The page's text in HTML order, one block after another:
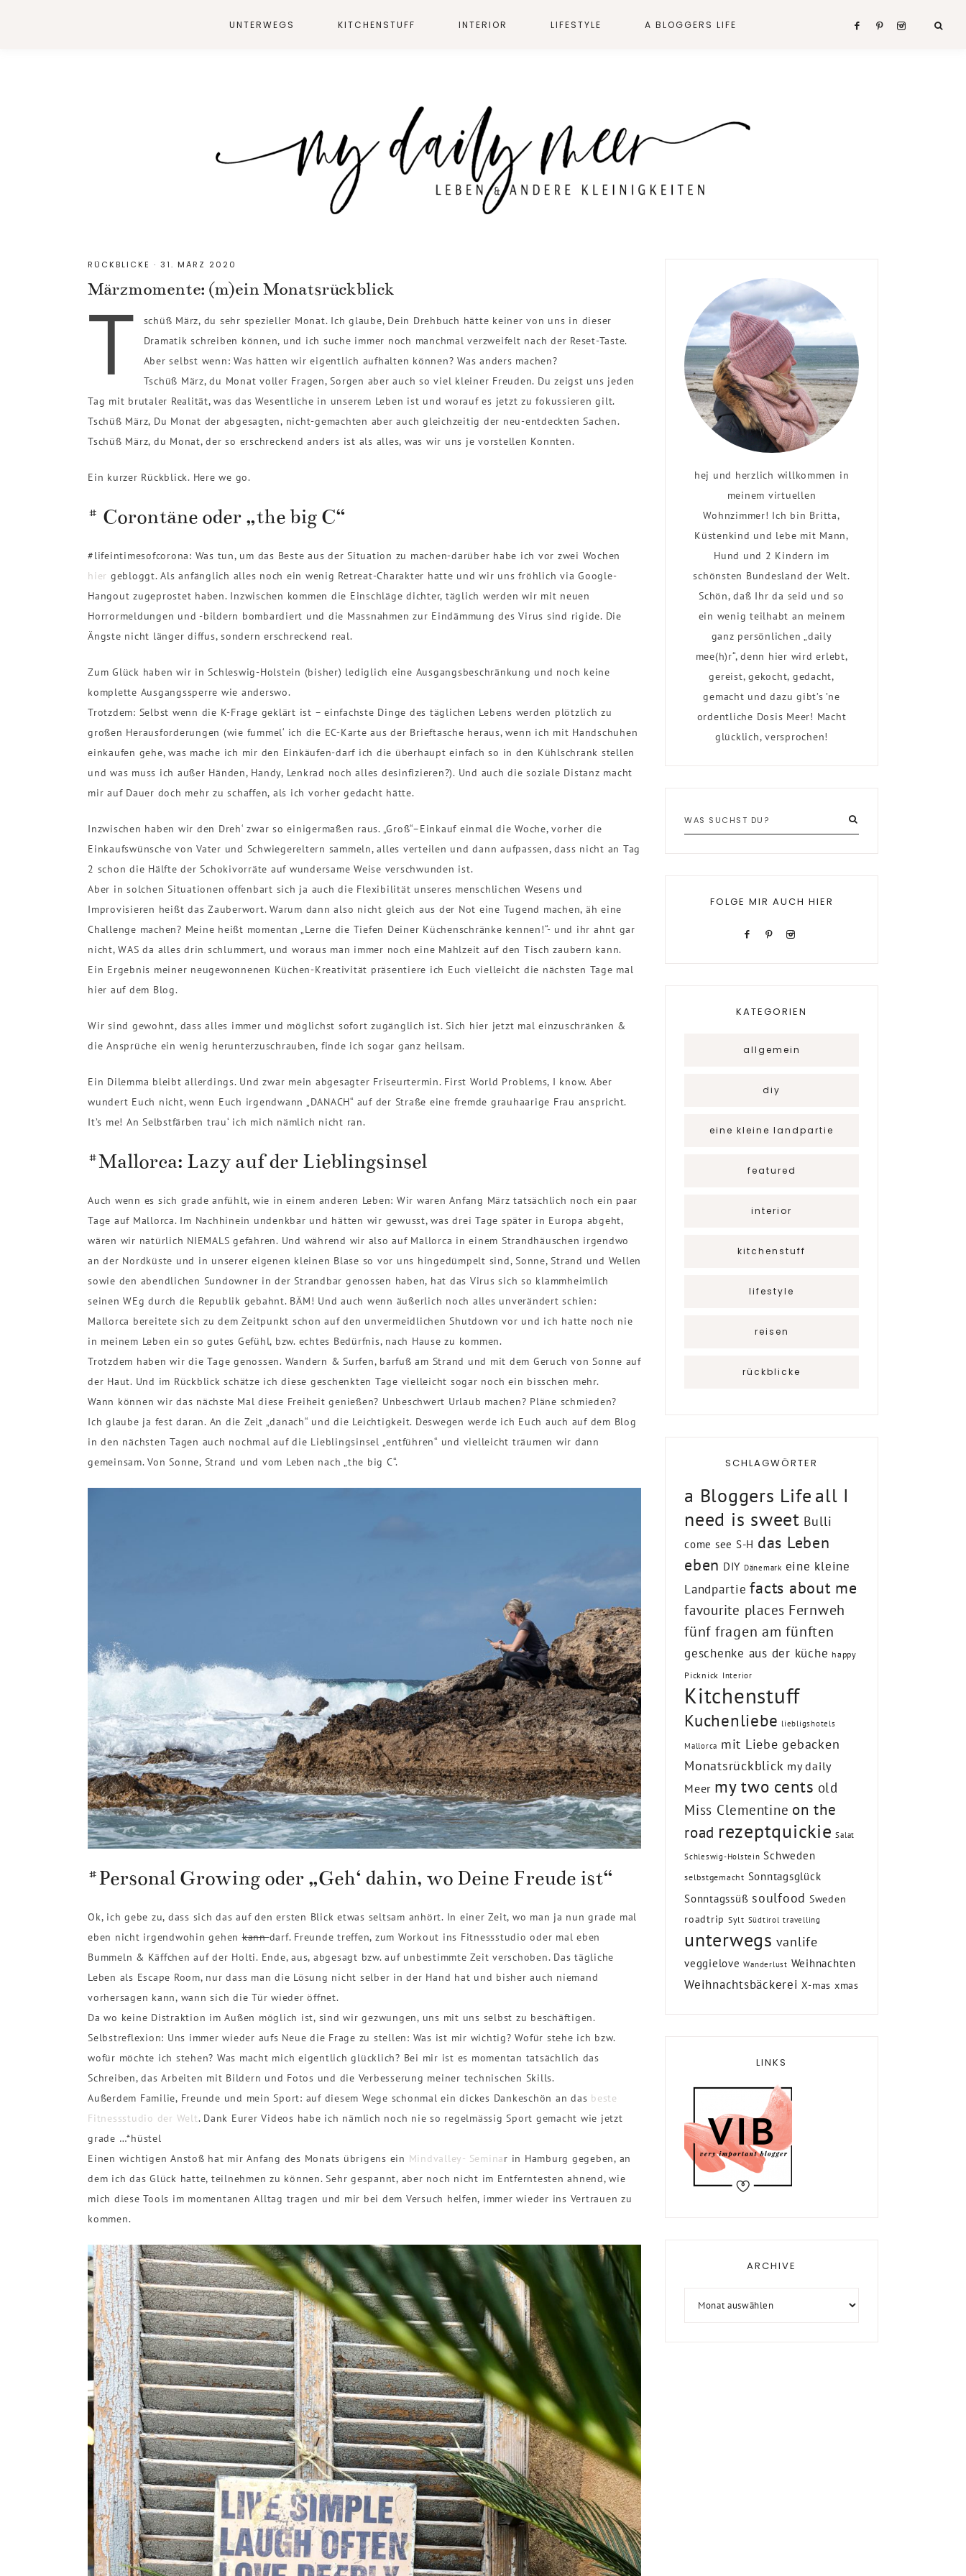
UNTERWEGS KITCHENSTUFF INTERIOR LIFESTYLE A BLOGGERS LIFE
RÜCKBLICKE · 31. MÄRZ 2020
Märzmomente: (m)ein Monatsrückblick
T
schüß März, du sehr spezieller Monat. Ich glaube, Dein Drehbuch hätte keiner von uns in dieser
Dramatik schreiben können, und ich suche immer noch manchmal verzweifelt nach der Reset-Taste.
Aber selbst wenn: Was hätten wir eigentlich aufhalten können? Was anders machen?
Tschüß März, du Monat voller Fragen, Sorgen aber auch so viel kleiner Freuden. Du zeigst uns jeden
Tag mit brutaler Realität, was das Wesentliche in unserem Leben ist und worauf es jetzt zu fokussieren gilt.
Tschüß März, Du Monat der abgesagten, nicht-gemachten aber auch gleichzeitig der neu-entdeckten Sachen.
Tschüß März, du Monat, der so erschreckend anders ist als alles, was wir uns je vorstellen Konnten.
Ein kurzer Rückblick. Here we go.
# Corontäne oder „the big C“
#lifeintimesofcorona: Was tun, um das Beste aus der Situation zu machen-darüber habe ich vor zwei Wochen
hier gebloggt. Als anfänglich alles noch ein wenig Retreat-Charakter hatte und wir uns fröhlich via Google-
Hangout zugeprostet haben. Inzwischen kommen die Einschläge dichter, täglich werden wir mit neuen
Horrormeldungen und -bildern bombardiert und die Massnahmen zur Eindämmung des Virus sind rigide. Die
Ängste nicht länger diffus, sondern erschreckend real.
Zum Glück haben wir in Schleswig-Holstein (bisher) lediglich eine Ausgangsbeschränkung und noch keine
komplette Ausgangssperre wie anderswo.
Trotzdem: Selbst wenn die K-Frage geklärt ist – einfachste Dinge des täglichen Lebens werden plötzlich zu
großen Herausforderungen (wie fummel‘ ich die EC-Karte aus der Brieftasche heraus, wenn ich mit Handschuhen
einkaufen gehe, was mache ich mir den Einkäufen-darf ich die überhaupt einfach so in den Kühlschrank stellen
und was muss ich außer Händen, Handy, Lenkrad noch alles desinfizieren?). Und auch die soziale Distanz macht
mir auf Dauer doch mehr zu schaffen, als ich vorher gedacht hätte.
Inzwischen haben wir den Dreh‘ zwar so einigermaßen raus. „Groß“–Einkauf einmal die Woche, vorher die
Einkaufswünsche von Vater und Schwiegereltern sammeln, alles verteilen und dann aufpassen, dass nicht an Tag
2 schon die Hälfte der Schokivorräte auf wundersame Weise verschwunden ist.
Aber in solchen Situationen offenbart sich ja auch die Flexibilität unseres menschlichen Wesens und
Improvisieren heißt das Zauberwort. Warum dann also nicht gleich aus der Not eine Tugend machen, äh eine
Challenge machen? Meine heißt momentan „Lerne die Tiefen Deiner Küchenschränke kennen!“- und ihr ahnt gar
nicht, WAS da alles drin schlummert, und woraus man immer noch eine Mahlzeit auf den Tisch zaubern kann.
Ein Ergebnis meiner neugewonnenen Küchen-Kreativität präsentiere ich Euch vielleicht die nächsten Tage mal
hier auf dem Blog.
Wir sind gewohnt, dass alles immer und möglichst sofort zugänglich ist. Sich hier jetzt mal einzuschränken &
die Ansprüche ein wenig herunterzuschrauben, finde ich sogar ganz heilsam.
Ein Dilemma bleibt allerdings. Und zwar mein abgesagter Friseurtermin. First World Problems, I know. Aber
wundert Euch nicht, wenn Euch irgendwann „DANACH“ auf der Straße eine fremde grauhaarige Frau anspricht.
It’s me! An Selbstfärben trau‘ ich mich nämlich nicht ran.
#Mallorca: Lazy auf der Lieblingsinsel
Auch wenn es sich grade anfühlt, wie in einem anderen Leben: Wir waren Anfang März tatsächlich noch ein paar
Tage auf Mallorca. Im Nachhinein undenkbar und hätten wir gewusst, was drei Tage später in Europa abgeht,
wären wir natürlich NIEMALS gefahren. Und während wir also auf Mallorca in einem Strandhäuschen irgendwo
an der Nordküste und in unserer eigenen kleinen Blase so vor uns hingedümpelt sind, Sonne, Strand und Wellen
sowie den abendlichen Sundowner in der Strandbar genossen haben, hat das Virus sich so klammheimlich
seinen WEg durch die Republik gebahnt. BÄM! Und auch wenn äußerlich noch alles unverändert schien:
Mallorca bereitete sich zu dem Zeitpunkt schon auf den unvermeidlichen Shutdown vor und ich hatte noch nie
in meinem Leben ein so gutes Gefühl, bzw. echtes Bedürfnis, nach Hause zu kommen.
Trotzdem haben wir die Tage genossen. Wandern & Surfen, barfuß am Strand und mit dem Geruch von Sonne auf
der Haut. Und im Rückblick schätze ich diese geschenkten Tage vielleicht sogar noch ein bisschen mehr.
Wann können wir das nächste Mal diese Freiheit genießen? Unbeschwert Urlaub machen? Pläne schmieden?
Ich glaube ja fest daran. An die Zeit „danach“ und die Leichtigkeit. Deswegen werde ich Euch auch auf dem Blog
in den nächsten Tagen auch nochmal auf die Lieblingsinsel „entführen“ und vielleicht träumen wir dann
gemeinsam. Von Sonne, Strand und vom Leben nach „the big C“.
#Personal Growing oder „Geh‘ dahin, wo Deine Freude ist“
Ok, ich gebe zu, dass sich das auf den ersten Blick etwas seltsam anhört. In einer Zeit, wo man ja nun grade mal
eben nicht irgendwohin gehenkanndarf. Freunde treffen, zum Workout ins Fitnessstudio oder mal eben
Bummeln & Käffchen auf der Holti. Ende, aus, abgesagt bzw. auf unbestimmte Zeit verschoben. Das tägliche
Leben als Escape Room, nur dass man die Lösung nicht selber in der Hand hat und bisher auch niemand
vorhersagen kann, wann sich die Tür wieder öffnet.
Da wo keine Distraktion im Außen möglich ist, sind wir gezwungen, uns mit uns selbst zu beschäftigen.
Selbstreflexion: Uns immer wieder aufs Neue die Frage zu stellen: Was ist mir wichtig? Wofür stehe ich bzw.
wofür möchte ich stehen? Was macht mich eigentlich glücklich? Bei mir ist es momentan tatsächlich das
Schreiben, das Arbeiten mit Bildern und Fotos und die Verbesserung meiner technischen Skills.
Außerdem Familie, Freunde und mein Sport: auf diesem Wege schonmal ein dickes Dankeschön an das beste
Fitnessstudio der Welt. Dank Eurer Videos habe ich nämlich noch nie so regelmässig Sport gemacht wie jetzt
grade …*hüstel
Einen wichtigen Anstoß hat mir Anfang des Monats übrigens ein Mindvalley- Seminar in Hamburg gegeben, an
dem ich das Glück hatte, teilnehmen zu können. Sehr gespannt, aber noch nicht im Entferntesten ahnend, wie
mich diese Tools im momentanen Alltag tragen und mir bei dem Versuch helfen, immer wieder ins Vertrauen zu
kommen.
hej und herzlich willkommen in
meinem virtuellen
Wohnzimmer! Ich bin Britta,
Küstenkind und lebe mit Mann,
Hund und 2 Kindern im
schönsten Bundesland der Welt.
Schön, daß Ihr da seid und so
ein wenig teilhabt an meinem
ganz persönlichen „daily
mee(h)r“, denn hier wird erlebt,
gereist, gekocht, gedacht,
gemacht und dazu gibt’s ’ne
ordentliche Dosis Meer! Macht
glücklich, versprochen!
FOLGE MIR AUCH HIER
KATEGORIEN
allgemein
diy
eine kleine landpartie
featured
interior
kitchenstuff
lifestyle
reisen
rückblicke
SCHLAGWÖRTER
a Bloggers Life all I
need is sweet Bulli
come see S-H das Leben
eben DIY Dänemark eine kleine
Landpartie facts about me
favourite places Fernweh
fünf fragen am fünften
geschenke aus der küche happy
Picknick Interior
Kitchenstuff
Kuchenliebe liebligshotels
Mallorca mit Liebe gebacken
Monatsrückblick my daily
Meer my two cents old
Miss Clementine on the
road rezeptquickie Salat
Schleswig-Holstein Schweden
selbstgemacht Sonntagsglück
Sonntagssüß soulfood Sweden
roadtrip Sylt Südtirol travelling
unterwegs vanlife
veggielove Wanderlust Weihnachten
Weihnachtsbäckerei X-mas xmas
LINKS
ARCHIVE